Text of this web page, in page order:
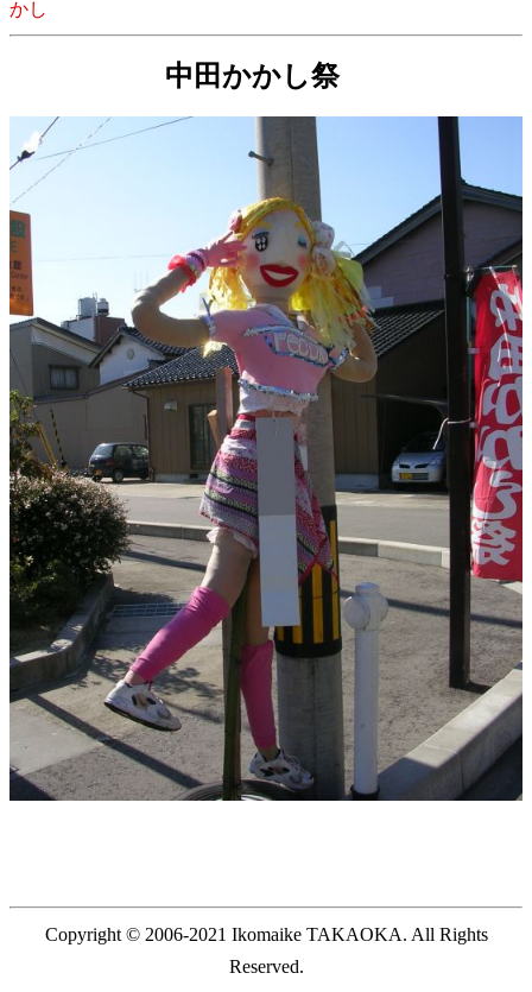
かし
中田かかし祭
Copyright © 2006-2021 Ikomaike TAKAOKA. All Rights
Reserved.